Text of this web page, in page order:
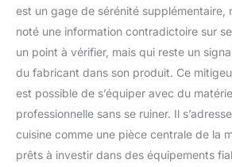
est un gage de sérénité supplémentaire,
noté une information contradictoire sur
un point à vérifier, mais qui reste un
du fabricant dans son produit. Ce
est possible de s’équiper avec du
professionnelle sans se ruiner. Il
cuisine comme une pièce centrale de la
prêts à investir dans des équipements